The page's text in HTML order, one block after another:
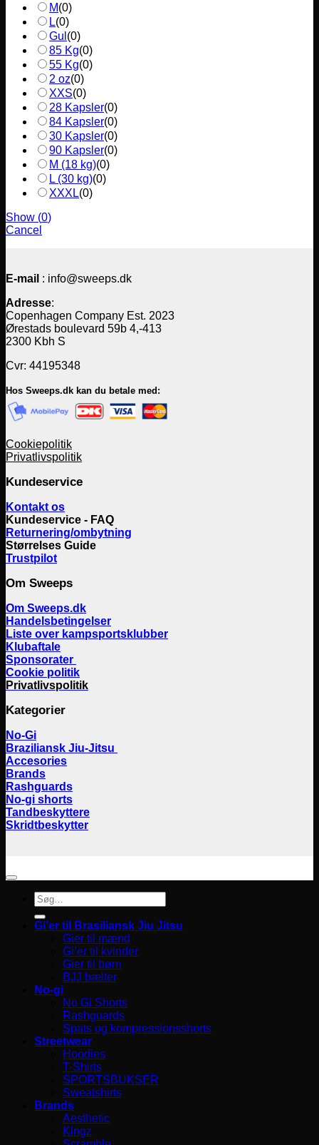
M(0)
L(0)
Gul (0)
85 Kg(0)
55 Kg(0)
2 oz(0)
XXS(0)
28 Kapsler(0)
84 Kapsler(0)
30 Kapsler(0)
90 Kapsler(0)
M (18 kg)(0)
L (30 kg)(0)
XXXL(0)
Show (0)
Cancel
E-mail : info@sweeps.dk
Adresse:
Copenhagen Company Est. 2023
Ørestads boulevard 59b 4,-413
2300 Kbh S
Cvr: 44195348
Hos Sweeps.dk kan du betale med:
Cookiepolitik
Privatlivspolitik
Kundeservice
Kontakt os
Kundeservice - FAQ
Returnering/ombytning
Størrelses Guide
Trustpilot
Om Sweeps
Om Sweeps.dk
Handelsbetingelser
Liste over kampsportsklubber
Klubaftale
Sponsorater
Cookie politik
Privatlivspolitik
Kategorier
No-Gi
Braziliansk Jiu-Jitsu
Accesories
Brands
Rashguards
No-gi shorts
Tandbeskyttere
Skridtbeskytter
Søg
efter:
Gi’er til Brasiliansk Jiu Jitsu
Gier til mænd
Gi’er til kvinder
Gier til børn
BJJ bælter
No-gi
No Gi Shorts
Rashguards
Spats og kompressionsshorts
Streetwear
Hoodies
T-Shirts
SPORTSBUKSER
Sweatshirts
Brands
Aesthetic
Kingz